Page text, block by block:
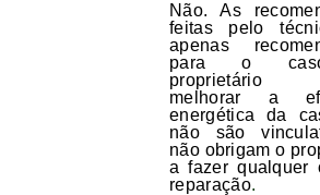
Não. As
feitas pelo
apenas
para o
proprietário
melhorar a
energética da
não são
não obrigam o
a fazer qualquer
reparação.